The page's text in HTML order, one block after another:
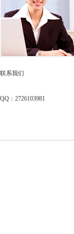
联系我们
QQ：2726103981